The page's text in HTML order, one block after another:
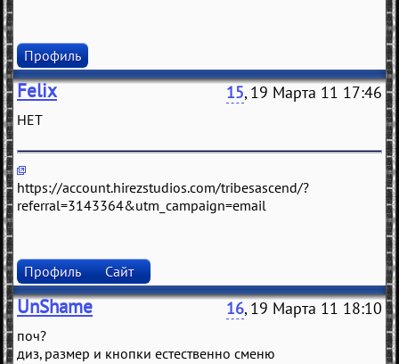
Профиль
Felix 15, 19 Марта 11 17:46
НЕТ
https://account.hirezstudios.com/tribesascend/?
referral=3143364&utm_campaign=email
Профиль Сайт
UnShame 16, 19 Марта 11 18:10
поч?
диз, размер и кнопки естественно сменю